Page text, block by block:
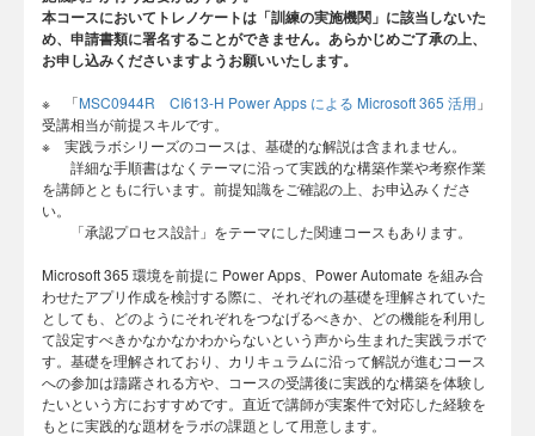
本コースにおいてトレノケートは「訓練の実施機関」に該当しないた
め、申請書類に署名することができません。あらかじめご了承の上、
お申し込みくださいますようお願いいたします。
※ 「MSC0944R CI613-H Power Apps による Microsoft 365 活用 」
受講相当が前提スキルです。
※ 実践ラボシリーズのコースは、基礎的な解説は含まれません。
詳細な手順書はなくテーマに沿って実践的な構築作業や考察作業
を講師とともに行います。前提知識をご確認の上、お申込みくださ
い。
「承認プロセス設計」をテーマにした関連コースもあります。
Microsoft 365 環境を前提に Power Apps、Power Automate を組み合
わせたアプリ作成を検討する際に、それぞれの基礎を理解されていた
としても、どのようにそれぞれをつなげるべきか、どの機能を利用し
て設定すべきかなかなかわからないという声から生まれた実践ラボで
す。基礎を理解されており、カリキュラムに沿って解説が進むコース
への参加は躊躇される方や、コースの受講後に実践的な構築を体験し
たいという方におすすめです。直近で講師が実案件で対応した経験を
もとに実践的な題材をラボの課題として用意します。